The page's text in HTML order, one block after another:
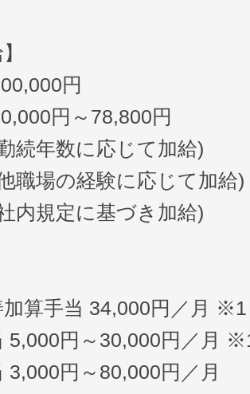
円
円～78,800円
続年数に応じて加給)
職場の経験に応じて加給)
内規定に基づき加給)
算手当 34,000円／月 ※1
5,000円～30,000円／月
3,000円～80,000円／月